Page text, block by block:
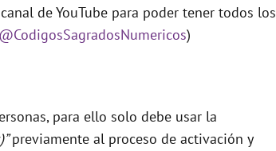
de YouTube para poder tener todos los
@CodigosSagradosNumericos)
para ello solo debe usar la
previamente al proceso de activación y